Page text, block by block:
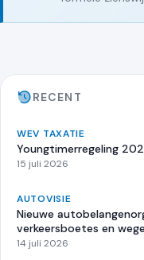
RECENT
WEV TAXATIE
Youngtimerregeling
15 juli 2026
AUTOVISIE
Nieuwe
verkeersboetes en
14 juli 2026